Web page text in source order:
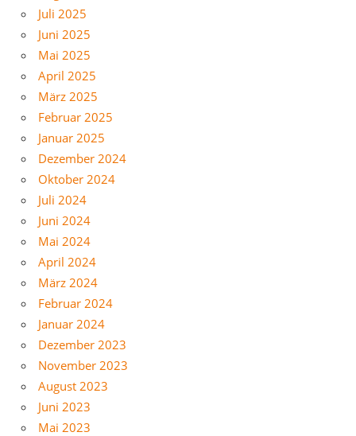
Juli 2025
Juni 2025
Mai 2025
April 2025
März 2025
Februar 2025
Januar 2025
Dezember 2024
Oktober 2024
Juli 2024
Juni 2024
Mai 2024
April 2024
März 2024
Februar 2024
Januar 2024
Dezember 2023
November 2023
August 2023
Juni 2023
Mai 2023